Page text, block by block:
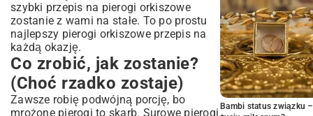
szybki przepis na pierogi orkiszowe
zostanie z wami na stałe. To po prostu
najlepszy pierogi orkiszowe przepis na
każdą okazję.
Co zrobić, jak zostanie?
(Choć rzadko zostaje)
Zawsze robię podwójną porcję, bo
mrożone pierogi to skarb. Surowe pierogi Bambi status związku